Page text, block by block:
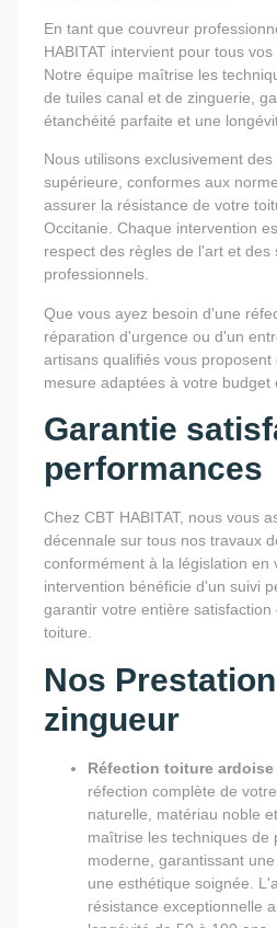
En tant que couvreur
HABITAT intervient pour tous vos
Notre équipe maîtrise les
de tuiles canal et de zinguerie,
étanchéité parfaite et une
Nous utilisons exclusivement
supérieure, conformes aux
assurer la résistance de votre
Occitanie. Chaque intervention
respect des règles de l'art et des
professionnels.
Que vous ayez besoin d'une
réparation d'urgence ou d'un
artisans qualifiés vous proposent
mesure adaptées à votre budget
Garantie
performances
Chez CBT HABITAT, nous vous
décennale sur tous nos travaux
conformément à la législation en
intervention bénéficie d'un suivi
garantir votre entière
toiture.
Nos
zingueur
Réfection toiture ardoise
réfection complète de
naturelle, matériau noble
maîtrise les techniques de
moderne, garantissant
une esthétique soignée.
résistance exceptionnelle